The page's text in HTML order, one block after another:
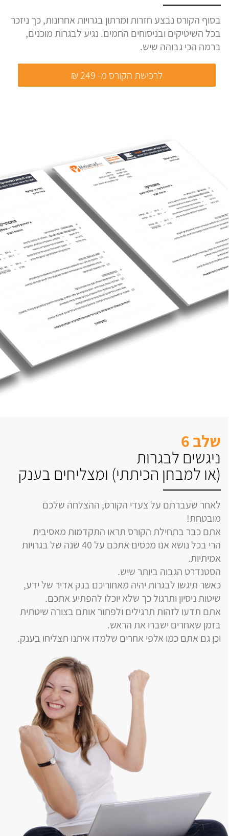
בסוף הקורס נבצע חזרות ומרתון בגרויות אחרונות, כך ניזכר
בכל השיטיקים ובניסוחים החמים. נגיע לבגרות מוכנים,
ברמה הכי גבוהה שיש.
לרכישת הקורס מ- 249 ₪
שלב 6
ניגשים לבגרות
(או למבחן הכיתתי) ומצליחים בענק
לאחר שעברתם על צעדי הקורס, ההצלחה שלכם
מובטחת!
אתם כבר בתחילת הקורס תראו התקדמות מאסיבית
הרי בכל נושא אנו מכסים אתכם על 40 שנה של בגרויות
אמיתיות.
הסטנדרט הגבוה ביותר שיש.
כאשר תיגשו לבגרות יהיה מאחוריכם בנק אדיר של ידע,
שיטות ניסיון ותרגול כך שלא יוכלו להפתיע אתכם.
אתם תדעו לזהות תרגילים ולפתור אותם בצורה שיטתית
בזמן שאחרים ישברו את הראש.
וכן גם אתם כמו אלפי אחרים שלמדו איתנו תצליחו בענק.